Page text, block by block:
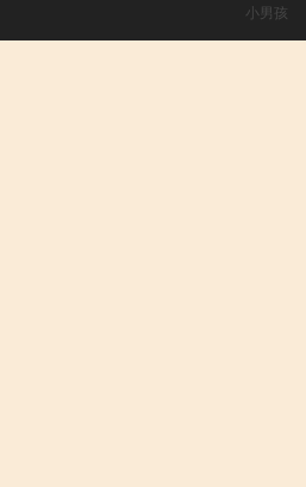
小男孩